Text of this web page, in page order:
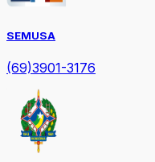
SEMUSA
(69)3901-3176